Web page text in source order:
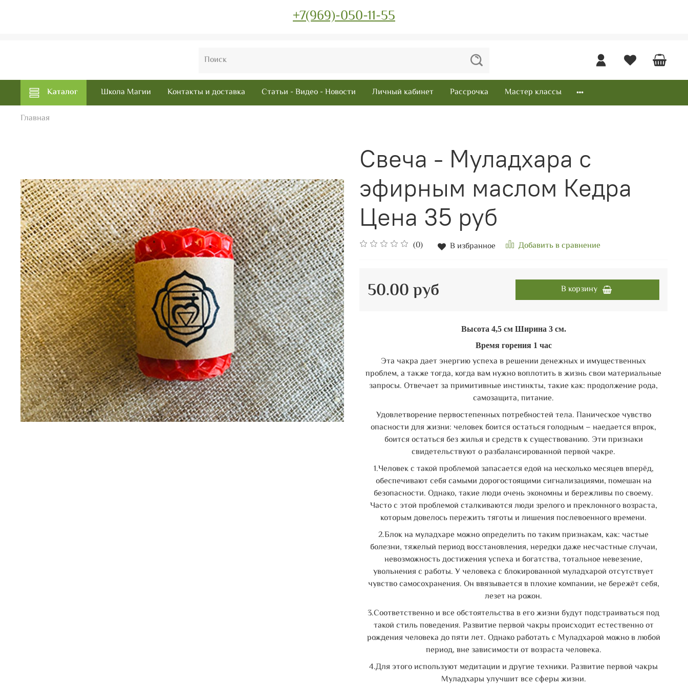
+7(969)-050-11-55
Каталог Школа Магии Контакты и доставка Статьи - Видео - Новости Личный кабинет Рассрочка Мастер классы
Главная
Свеча - Муладхара с
эфирным маслом Кедра
Цена 35 руб
(0) В избранное Добавить в сравнение
50.00 руб В корзину
Высота 4,5 см Ширина 3 см.
Время горения 1 час
Эта чакра дает энергию успеха в решении денежных и имущественных
проблем, а также тогда, когда вам нужно воплотить в жизнь свои материальные
запросы. Отвечает за примитивные инстинкты, такие как: продолжение рода,
самозащита, питание.
Удовлетворение первостепенных потребностей тела. Паническое чувство
опасности для жизни: человек боится остаться голодным – наедается впрок,
боится остаться без жилья и средств к существованию. Эти признаки
свидетельствуют о разбалансированной первой чакре.
1.Человек с такой проблемой запасается едой на несколько месяцев вперёд,
обеспечивают себя самыми дорогостоящими сигнализациями, помешан на
безопасности. Однако, такие люди очень экономны и бережливы по своему.
Часто с этой проблемой сталкиваются люди зрелого и преклонного возраста,
которым довелось пережить тяготы и лишения послевоенного времени.
2.Блок на муладхаре можно определить по таким признакам, как: частые
болезни, тяжелый период восстановления, нередки даже несчастные случаи,
невозможность достижения успеха и богатства, тотальное невезение,
увольнения с работы. У человека с блокированной муладхарой отсутствует
чувство самосохранения. Он ввязывается в плохие компании, не бережёт себя,
лезет на рожон.
3.Соответственно и все обстоятельства в его жизни будут подстраиваться под
такой стиль поведения. Развитие первой чакры происходит естественно от
рождения человека до пяти лет. Однако работать с Муладхарой можно в любой
период, вне зависимости от возраста человека.
4.Для этого используют медитации и другие техники. Развитие первой чакры
Муладхары улучшит все сферы жизни.